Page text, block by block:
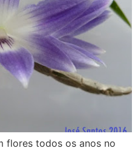
flores todos os anos no